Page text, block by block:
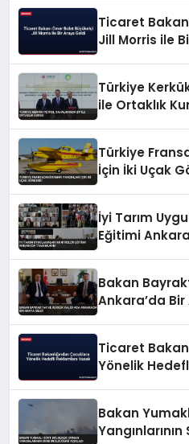
Ticaret
Jill Morris ile
Türkiye
ile Ortaklık
Türkiye
İçin İki Uçak
İyi Tarım
Eğitimi
Bakan
Ankara’da
Ticaret
Yönelik
Bakan